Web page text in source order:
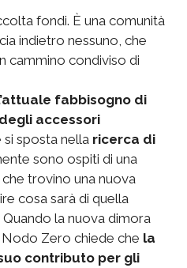
fondi. È una comunità
indietro nessuno, che
cammino condiviso di
fabbisogno di
accessori
si sposta nella ricerca di
sono ospiti di una
trovino una nuova
cosa sarà di quella
la nuova dimora
Nodo Zero chiede che la
contributo per gli